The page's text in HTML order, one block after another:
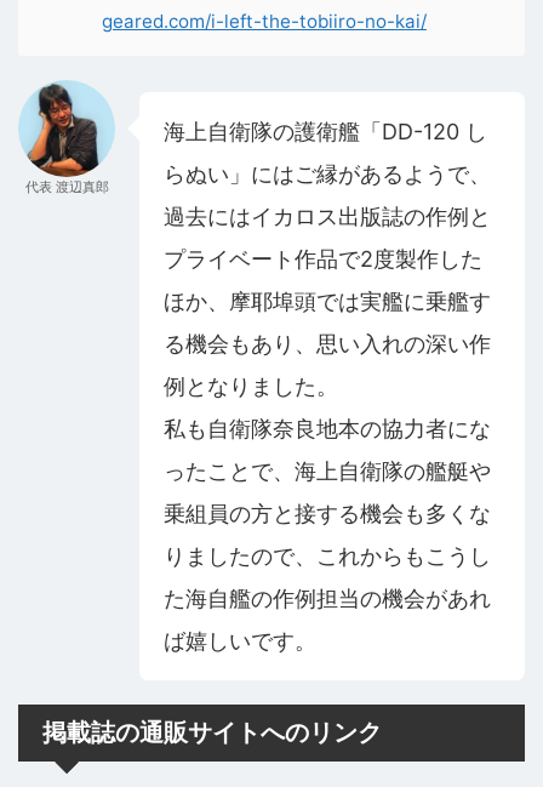
geared.com/i-left-the-tobiiro-no-kai/
代表 渡辺真郎
海上自衛隊の護衛艦「DD-120 し
らぬい」にはご縁があるようで、
過去にはイカロス出版誌の作例と
プライベート作品で2度製作した
ほか、摩耶埠頭では実艦に乗艦す
る機会もあり、思い入れの深い作
例となりました。
私も自衛隊奈良地本の協力者にな
ったことで、海上自衛隊の艦艇や
乗組員の方と接する機会も多くな
りましたので、これからもこうし
た海自艦の作例担当の機会があれ
ば嬉しいです。
掲載誌の通販サイトへのリンク